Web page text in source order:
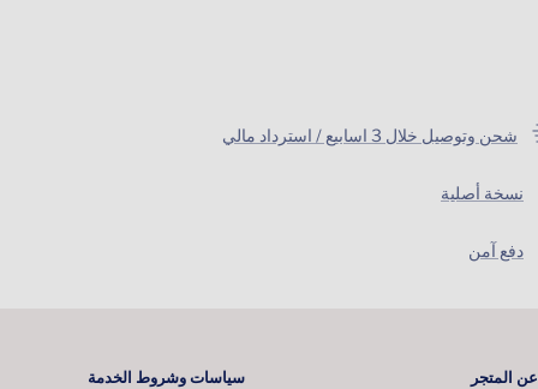
شحن وتوصيل خلال 3 اسابيع / استرداد مالي
نسخة أصلية
دفع آمن
عن المتجر سياسات وشروط الخدمة